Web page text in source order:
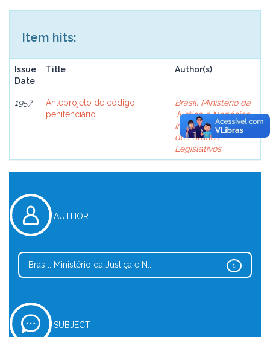
Item hits:
Issue
Date
Title Author(s)
1957
Anteprojeto de código
penitenciário
Brasil. Ministério da
Justiça e Negócios
Interiores. Comissão
de Estudos
Legislativos.
AUTHOR
1
Brasil. Ministério da Justiça e N...
SUBJECT